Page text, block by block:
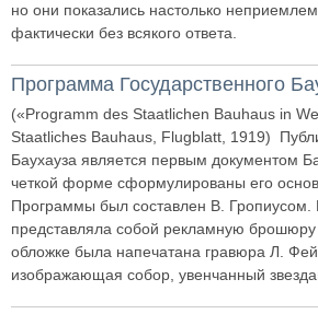
но они показались настолько
фактически без всякого ответа.
Программа Государственного
(«Programm des Staatlichen Bauhaus in
Staatliches Bauhaus, Flugblatt, 1919)
Баухауза является первым документом
четкой форме сформулированы его
Программы был составлен В. Гропиусом.
представляла собой рекламную брошюру
обложке была напечатана гравюра Л.
изображающая собор, увенчанный